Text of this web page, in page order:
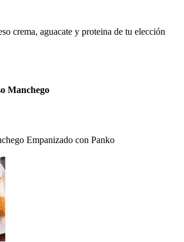
crema, aguacate y proteina de tu elección
Manchego
Empanizado con Panko